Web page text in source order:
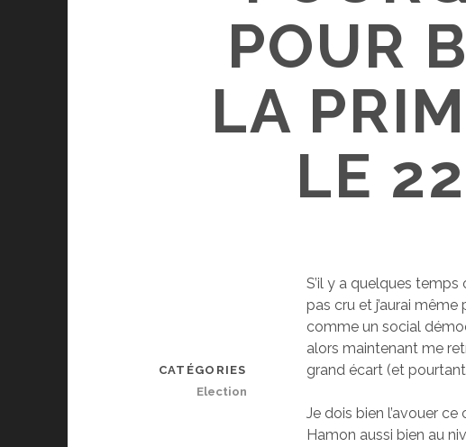
POUR
LA
LE
S’il y a quelques temps
pas cru et j’aurai
comme un social
alors maintenant me
grand écart (et
Je dois bien l’avouer
Hamon aussi bien au
CATÉGORIES
Election